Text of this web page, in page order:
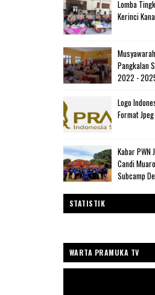
Lomba
Kerinci
Pangkalan
2022 -
Logo
Format
Kabar PWN
Candi
Subcamp
STATISTIK
WARTA PRAMUKA TV